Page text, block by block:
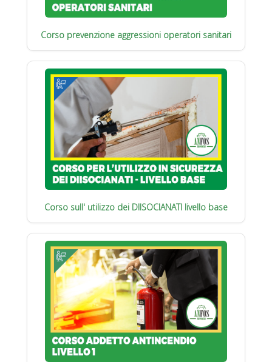
Corso prevenzione aggressioni operatori sanitari
Corso sull' utilizzo dei DIISOCIANATI livello base